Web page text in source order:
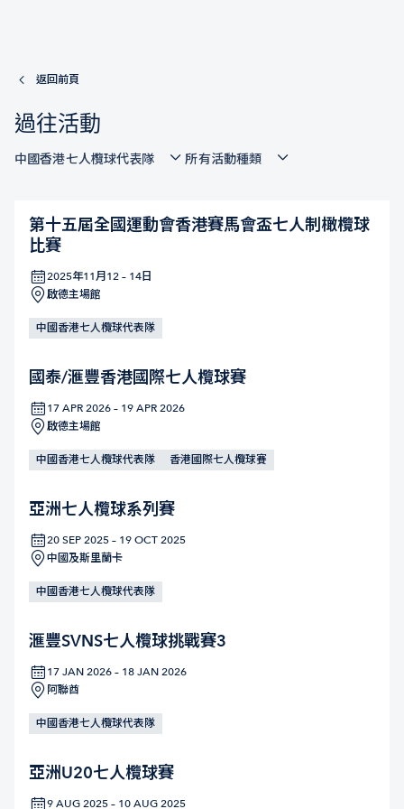
返回前頁
過往活動
中國香港七人欖球代表隊 所有活動種類
第十五屆全國運動會香港賽馬會盃七人制橄欖球
比賽
2025年11月12 – 14日
啟德主場館
中國香港七人欖球代表隊
國泰/滙豐香港國際七人欖球賽
17 APR 2026 – 19 APR 2026
啟德主場館
中國香港七人欖球代表隊 香港國際七人欖球賽
亞洲七人欖球系列賽
20 SEP 2025 – 19 OCT 2025
中國及斯里蘭卡
中國香港七人欖球代表隊
滙豐SVNS七人欖球挑戰賽3
17 JAN 2026 – 18 JAN 2026
阿聯酋
中國香港七人欖球代表隊
亞洲U20七人欖球賽
9 AUG 2025 – 10 AUG 2025